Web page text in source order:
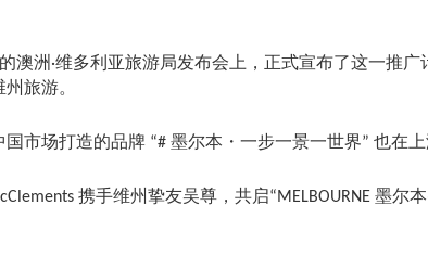
澳洲 ·维多利亚旅游局发布会上，正式宣布了这一推广
旅游。
国市场打造的品牌“# 墨尔本・一步一景一世界” 也在上
携手维州挚友吴尊，共启“MELBOURNE 墨尔本